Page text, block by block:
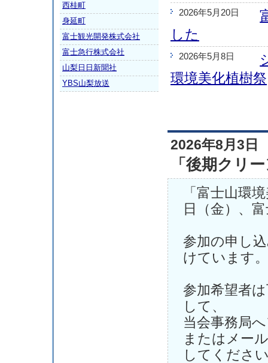
2026年5月20日
した
2026年5月8日
環境美化植樹祭
2026年8月3日
「後期クリ
「富士山環
日（金）、
参加の申し
けています。
参加希望者
して、
当会事務局
またはメー
してくださ
西桂町
身延町
富士観光開発株式会社
富士急行株式会社
山梨日日新聞社
YBS山梨放送